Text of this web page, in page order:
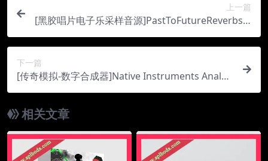
上一篇
[黑胶唱片电子乐采样音源]PastToFutureReverbs V
inyl Claves For Kontakt! [KONTAKT, WAV]（8M
b）
下一篇
[传奇模拟-数字合成器]Native Instruments Analog
Dreams v2.2.1 [KONTAKT]（3.78Gb）
相关文章